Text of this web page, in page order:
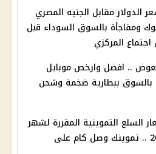
الدولار مقابل الجنيه المصري
ومفاجأة بالسوق السوداء قبل
المركزي
.. افضل وارخص موبايل
ببطارية ضخمة وشحن
السلع التموينية المقررة لشهر
يونيو 2024 .. تموينك وصل كام على